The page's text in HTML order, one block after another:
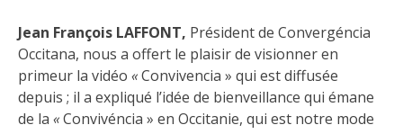
Jean François LAFFONT, Président de Convergéncia
Occitana, nous a offert le plaisir de visionner en
primeur la vidéo «Convivencia » qui est diffusée
depuis ; il a expliqué l’idée de bienveillance qui émane
de la «Convivéncia » en Occitanie, qui est notre mode